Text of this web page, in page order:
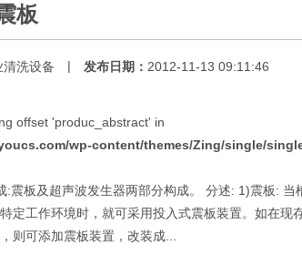
板
洗设备 | 发布日期： 2012-11-13 09:11:46
offset 'produc_abstract' in
wp-content/themes/Zing/single/
:震板及超声波发生器两部分构成。 分述: 1)震板: 当
定工作环境时，就可采用投入式震板装置。如在现
则可添加震板装置，改装成...